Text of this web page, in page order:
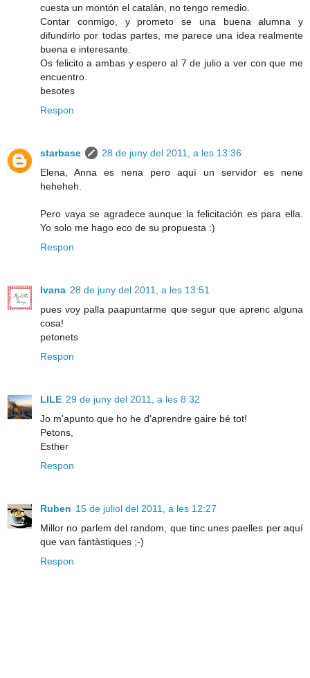
cuesta un montón el catalán, no tengo remedio.
Contar conmigo, y prometo se una buena alumna y
difundirlo por todas partes, me parece una idea realmente
buena e interesante.
Os felicito a ambas y espero al 7 de julio a ver con que me
encuentro.
besotes
Respon
starbase
28 de juny del 2011, a les 13:36
Elena, Anna es nena pero aquí un servidor es nene
heheheh.
Pero vaya se agradece aunque la felicitación es para ella.
Yo solo me hago eco de su propuesta :)
Respon
Ivana 28 de juny del 2011, a les 13:51
pues voy palla paapuntarme que segur que aprenc alguna
cosa!
petonets
Respon
LILE 29 de juny del 2011, a les 8:32
Jo m'apunto que ho he d'aprendre gaire bé tot!
Petons,
Esther
Respon
Ruben 15 de juliol del 2011, a les 12:27
Millor no parlem del random, que tinc unes paelles per aquí
que van fantàstiques ;-)
Respon